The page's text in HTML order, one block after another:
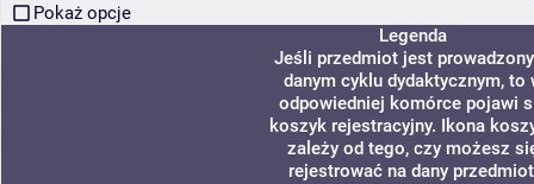
Pokaż opcje
Legenda
Jeśli przedmiot jest
danym cyklu dydaktycznym, to
odpowiedniej komórce pojawi
koszyk rejestracyjny. Ikona
zależy od tego, czy możesz
rejestrować na dany